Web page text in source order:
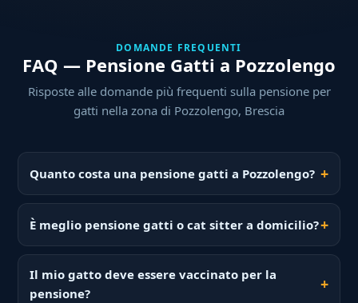
DOMANDE FREQUENTI
FAQ — Pensione Gatti a Pozzolengo
Risposte alle domande più frequenti sulla pensione per
gatti nella zona di Pozzolengo, Brescia
Quanto costa una pensione gatti a Pozzolengo?
È meglio pensione gatti o cat sitter a domicilio?
Il mio gatto deve essere vaccinato per la
pensione?